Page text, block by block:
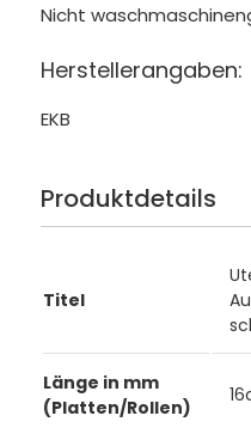
Nicht
Herstellerangaben:
EKB
Produktdetails
Titel
Länge in mm
(Platten/Rollen)